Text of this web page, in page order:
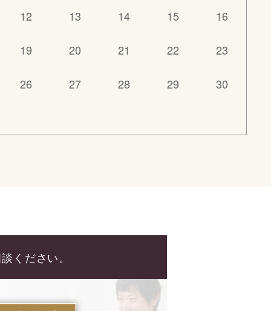
12 13 14 15 16
19 20 21 22 23
26 27 28 29 30
ください。